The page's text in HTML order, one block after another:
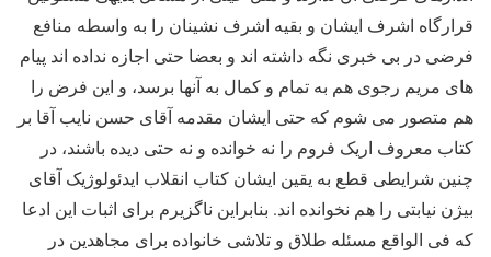
قرارگاه اشرف ایشان و بقیه اشرف نشینان را به واسطه منافع
فرضی در بی خبری نگه داشته اند و بعضا حتی اجازه نداده اند پیام
های مریم رجوی هم به تمام و کمال به آنها برسد، و این فرض را
هم متصور می شوم که حتی ایشان مقدمه آقای حسن نایب آقا بر
کتاب معروف اریک فروم را نه خوانده و نه حتی دیده باشند، در
چنین شرایطی قطع به یقین ایشان کتاب انقلاب ایدئولوژیک آقای
بیژن نیابتی را هم نخوانده اند. بنابراین ناگزیرم برای اثبات این ادعا
که فی الواقع مسئله طلاق و تلاشی خانواده برای مجاهدین در